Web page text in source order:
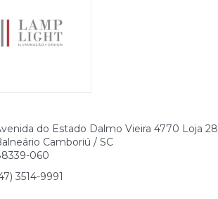
do Estado Dalmo Vieira 4770 Loja 28
Camboriú / SC
060
3514-9991